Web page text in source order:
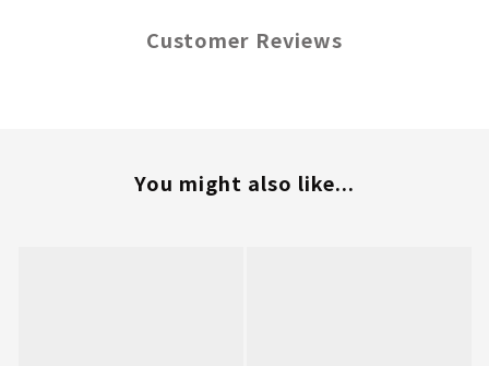
Customer Reviews
You might also like...